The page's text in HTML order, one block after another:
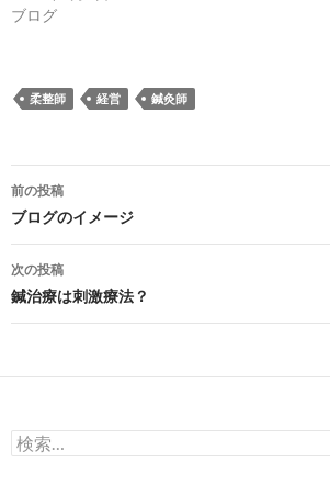
ブログ
柔整師 経営 鍼灸師
投
稿
ナ
ビ
ゲ
ー
ョ
前の投稿
ブログのイメージ
次の投稿
鍼治療は刺激療法？
検
索: